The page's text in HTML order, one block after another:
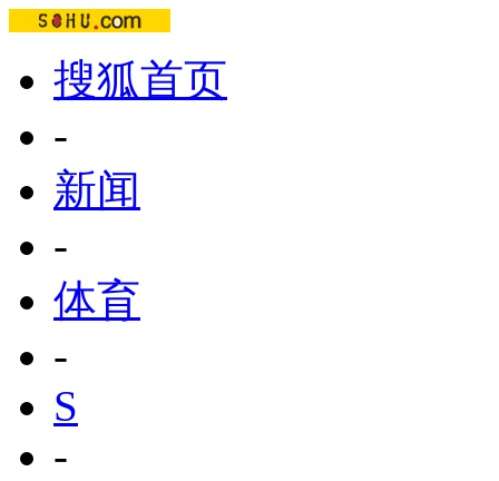
搜狐首页
-
新闻
-
体育
-
S
-